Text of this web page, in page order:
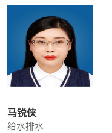
马锐侠
给水排水